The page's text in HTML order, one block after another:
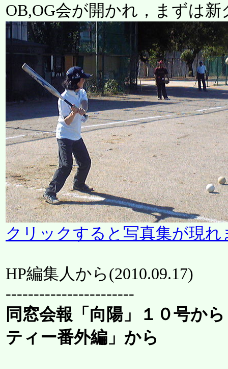
OB,OG会が開かれ，まずは
クリックすると写真集が現れ
HP編集人から(2010.09.17)
-----------------------
同窓会報「向陽」１０号か
ティー番外編」から